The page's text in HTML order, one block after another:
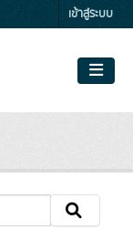
เข้าสู่ระบบ